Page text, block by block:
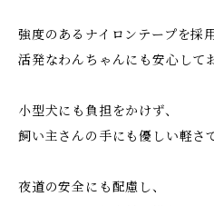
強度のあるナイロンテープを採用
活発なわんちゃんにも安心して
小型犬にも負担をかけず、
飼い主さんの手にも優しい軽さ
夜道の安全にも配慮し、